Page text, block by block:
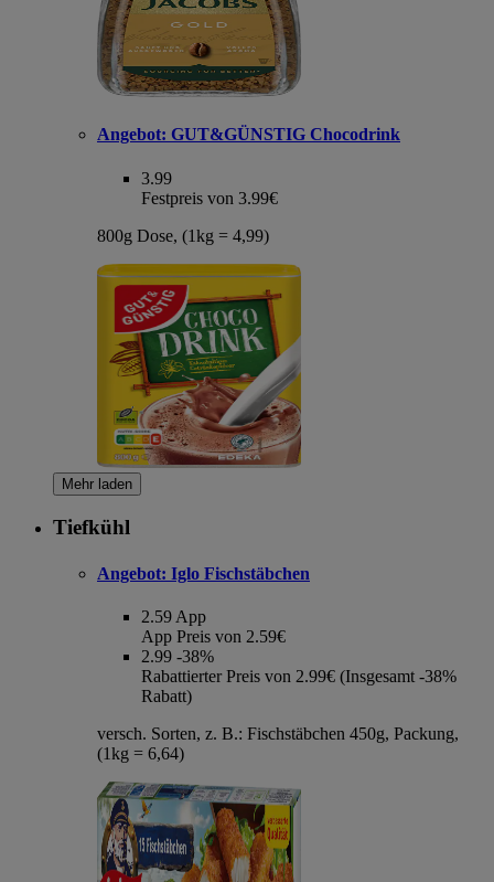
Angebot: GUT&GÜNSTIG Chocodrink
3.99
Festpreis von 3.99€
800g Dose, (1kg = 4,99)
Mehr laden
Tiefkühl
Angebot: Iglo Fischstäbchen
2.59 App
App Preis von 2.59€
2.99 -38%
Rabattierter Preis von 2.99€ (Insgesamt -38%
Rabatt)
versch. Sorten, z. B.: Fischstäbchen 450g, Packung,
(1kg = 6,64)